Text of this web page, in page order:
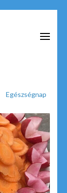
Egészségnap